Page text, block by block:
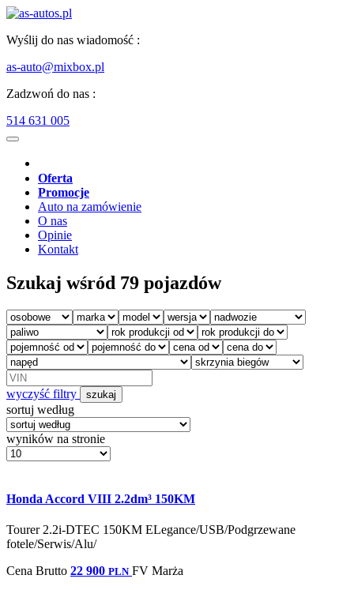
Wyślij do nas wiadomość :
as-auto@mixbox.pl
Zadzwoń do nas :
514 631 005
Oferta
Promocje
Auto na zamówienie
O nas
Opinie
Kontakt
Szukaj wśród 79 pojazdów
wyczyść filtry szukaj
sortuj według
wyników na stronie
Honda Accord VIII 2.2dm³ 150KM
Tourer 2.2i-DTEC 150KM ELegance/USB/Podgrzewane
fotele/Serwis/Alu/
Cena Brutto 22 900 PLN FV Marża